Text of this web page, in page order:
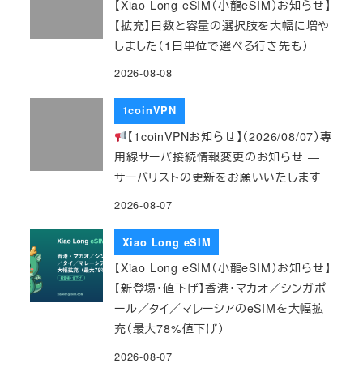
【Xiao Long eSIM（小龍eSIM）お知らせ】
【拡充】日数と容量の選択肢を大幅に増や
しました（1日単位で選べる行き先も）
2026-08-08
1coinVPN
【1coinVPNお知らせ】（2026/08/07）専
用線サーバ接続情報変更のお知らせ ―
サーバリストの更新をお願いいたします
2026-08-07
Xiao Long eSIM
【Xiao Long eSIM（小龍eSIM）お知らせ】
【新登場・値下げ】香港・マカオ／シンガポ
ール／タイ／マレーシアのeSIMを大幅拡
充（最大78%値下げ）
2026-08-07